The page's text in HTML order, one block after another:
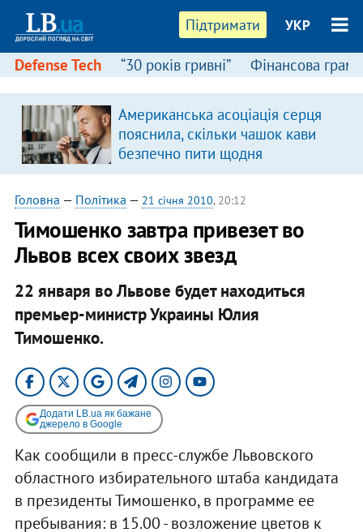
Підтримати УКР
Defense Tech “30 років гривні” Фінансова
Американська асоціація серця
пояснила, скільки чашок кави
безпечно пити щодня
Головна — Політика — 21 січня 2010, 20:12
Тимошенко завтра привезет во
Львов всех своих звезд
22 января во Львове будет находиться
премьер-министр Украины Юлия
Тимошенко.
Додати LB.ua як бажане
джерело в Google
Как сообщили в пресс-службе Львовского
областного избирательного штаба кандидата
в президенты Тимошенко, в программе ее
пребывания: в 15.00 - возложение цветов к